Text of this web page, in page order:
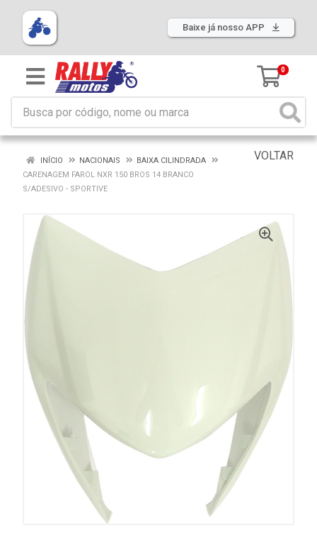
Baixe já nosso APP
0
VOLTAR
INÍCIO NACIONAIS
BAIXA CILINDRADA
CARENAGEM FAROL NXR 150 BROS 14 BRANCO
S/ADESIVO - SPORTIVE